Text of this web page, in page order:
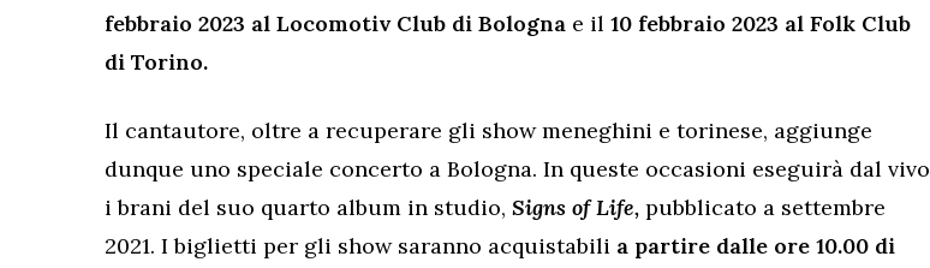
febbraio 2023 al Locomotiv Club di Bologna e il 10 febbraio 2023 al Folk Club
di Torino.
Il cantautore, oltre a recuperare gli show meneghini e torinese, aggiunge
dunque uno speciale concerto a Bologna. In queste occasioni eseguirà dal vivo
i brani del suo quarto album in studio, Signs of Life, pubblicato a settembre
2021. I biglietti per gli show saranno acquistabili a partire dalle ore 10.00 di